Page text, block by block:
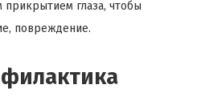
глаза, чтобы
повреждение.